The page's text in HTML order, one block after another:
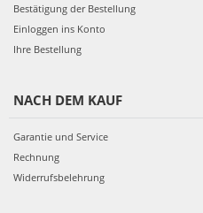
Bestätigung der Bestellung
Einloggen ins Konto
Ihre Bestellung
NACH DEM KAUF
Garantie und Service
Rechnung
Widerrufsbelehrung